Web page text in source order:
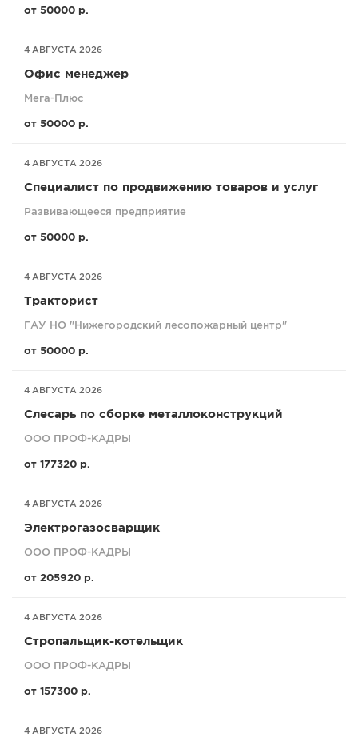
от 50000 р.
4 АВГУСТА 2026
Офис менеджер
Мега-Плюс
от 50000 р.
4 АВГУСТА 2026
Специaлист по продвижению товaров и услуг
Развивающееся предприятие
от 50000 р.
4 АВГУСТА 2026
Тракторист
ГАУ НО "Нижегородский лесопожарный центр"
от 50000 р.
4 АВГУСТА 2026
Слесарь по сборке металлоконструкций
ООО ПРОФ-КАДРЫ
от 177320 р.
4 АВГУСТА 2026
Электрогазосварщик
ООО ПРОФ-КАДРЫ
от 205920 р.
4 АВГУСТА 2026
Стропальщик-котельщик
ООО ПРОФ-КАДРЫ
от 157300 р.
4 АВГУСТА 2026